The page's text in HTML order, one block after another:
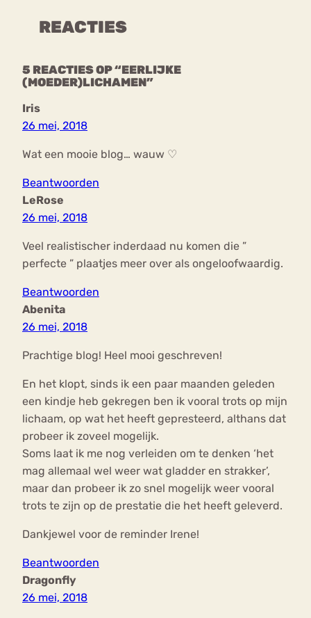
REACTIES
5 REACTIES OP “EERLIJKE
(MOEDER)LICHAMEN”
Iris
26 mei, 2018
Wat een mooie blog… wauw ♡
Beantwoorden
LeRose
26 mei, 2018
Veel realistischer inderdaad nu komen die ”
perfecte ” plaatjes meer over als ongeloofwaardig.
Beantwoorden
Abenita
26 mei, 2018
Prachtige blog! Heel mooi geschreven!
En het klopt, sinds ik een paar maanden geleden
een kindje heb gekregen ben ik vooral trots op mijn
lichaam, op wat het heeft gepresteerd, althans dat
probeer ik zoveel mogelijk.
Soms laat ik me nog verleiden om te denken ‘het
mag allemaal wel weer wat gladder en strakker’,
maar dan probeer ik zo snel mogelijk weer vooral
trots te zijn op de prestatie die het heeft geleverd.
Dankjewel voor de reminder Irene!
Beantwoorden
Dragonfly
26 mei, 2018